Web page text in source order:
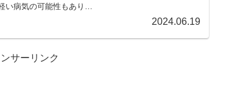
い病気の可能性もありま
2024.06.19
サーリンク